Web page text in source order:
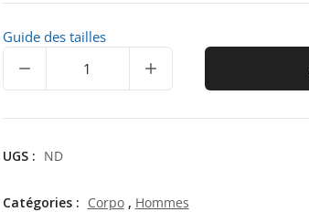
Guide des tailles
de
APPI
Tandem
tee
UGS : ND
Catégories : Corpo , Hommes